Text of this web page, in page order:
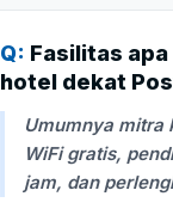
Q: Fasilitas
hotel dekat
Umumnya mitra
WiFi gratis,
jam, dan